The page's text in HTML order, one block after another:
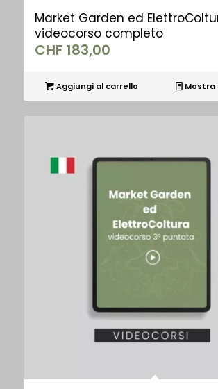
Market Garden ed
videocorso completo
CHF183,00
Aggiungi al carrello